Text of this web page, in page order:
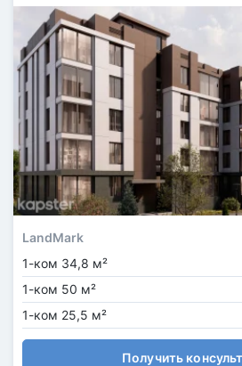
LandMark
1-ком 34,8 м²
1-ком 50 м²
1-ком 25,5 м²
Получить